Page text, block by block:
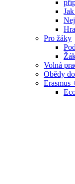
Pro žáky
Volná
Obědy
Erasmus